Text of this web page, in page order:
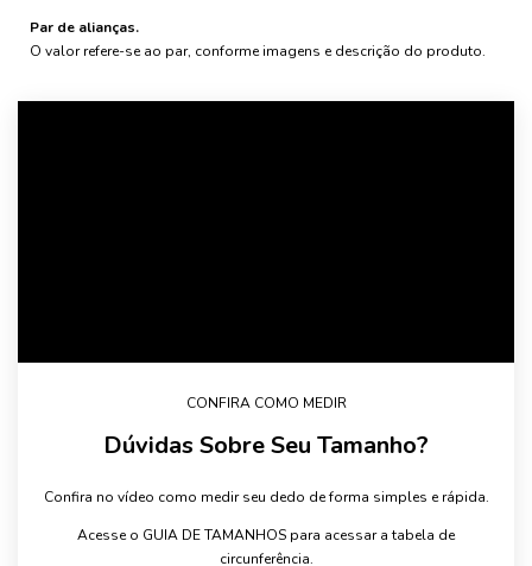
Par de alianças.
O valor refere-se ao par, conforme imagens e descrição do produto.
CONFIRA COMO MEDIR
Dúvidas Sobre Seu Tamanho?
Confira no vídeo como medir seu dedo de forma simples e rápida.
Acesse o GUIA DE TAMANHOS para acessar a tabela de
circunferência.